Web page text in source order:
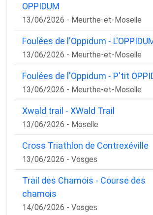
OPPIDUM
13/06/2026 - Meurthe-et-Moselle
Foulées de l'Oppidum -
13/06/2026 - Meurthe-et-Moselle
Foulées de l'Oppidum - P'tit
13/06/2026 - Meurthe-et-Moselle
Xwald trail - XWald Trail
13/06/2026 - Moselle
Cross Triathlon de Contrexéville
13/06/2026 - Vosges
Trail des Chamois - Course des
chamois
14/06/2026 - Vosges